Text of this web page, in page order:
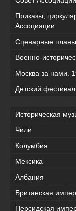
Приказы,
Ассоциации
Сценарные планы
Военно-
Москва за нами.
Детский
Историческая
Чили
Колумбия
Мексика
Албания
Британская
Персидская